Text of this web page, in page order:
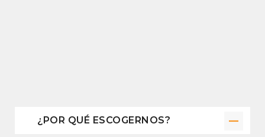
¿POR QUÉ ESCOGERNOS?